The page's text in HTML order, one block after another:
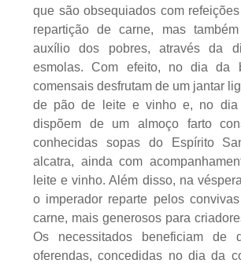
que são obsequiados com
repartição de carne, mas
auxílio dos pobres, através da
esmolas. Com efeito, no dia da
comensais desfrutam de um jantar
de pão de leite e vinho e, no dia
dispõem de um almoço farto
conhecidas sopas do Espírito
alcatra, ainda com
leite e vinho. Além disso, na
o imperador reparte pelos
carne, mais generosos para
Os necessitados beneficiam de
oferendas, concedidas no dia da